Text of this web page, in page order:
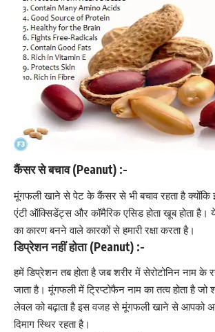
कैंसर से बचाव (Peanut) :-
मूंगफली खाने से पेट के कैंसर से भी बचाव रहता है क्योंकि
एंटी ऑक्सिडेंट्स और कॉमैरिक एसिड होता खूब होता है।
का कारण बनने वाले कारकों से हमारी रक्षा करता है।
डिप्रेशन नहीं होता (Peanut) :-
हमें डिप्रेशन तब होता है जब शरीर में सेरोटोनिन नाम के
जाता है। मूंगफली में ट्रिप्टोफैन नाम का तत्व होता है जो
लेवल को बढ़ाता है इस वजह से मूंगफली खाने से आपको
दिमाग स्थिर रहता है।